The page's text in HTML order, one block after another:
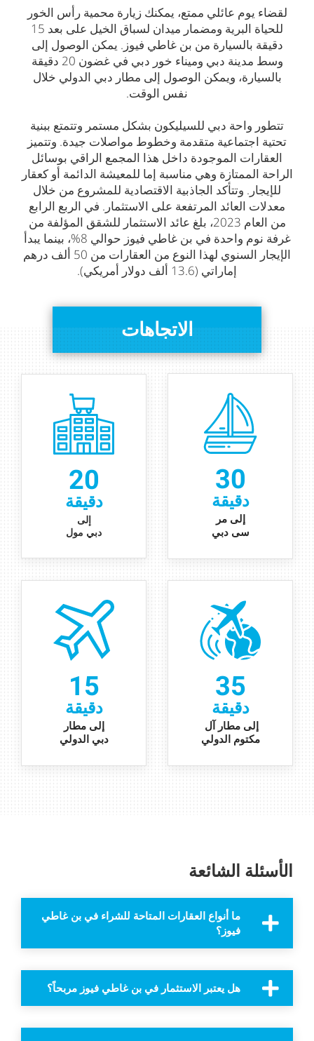
لقضاء يوم عائلي ممتع، يمكنك زيارة محمية رأس الخور
للحياة البرية ومضمار ميدان لسباق الخيل على بعد 15
دقيقة بالسيارة من بن غاطي فيوز. يمكن الوصول إلى
وسط مدينة دبي وميناء خور دبي في غضون 20 دقيقة
بالسيارة، ويمكن الوصول إلى مطار دبي الدولي خلال
نفس الوقت.
تتطور واحة دبي للسيليكون بشكل مستمر وتتمتع ببنية
تحتية اجتماعية متقدمة وخطوط مواصلات جيدة. وتتميز
العقارات الموجودة داخل هذا المجمع الراقي بوسائل
الراحة الممتازة وهي مناسبة إما للمعيشة الدائمة أو كعقار
للإيجار. وتتأكد الجاذبية الاقتصادية للمشروع من خلال
معدلات العائد المرتفعة على الاستثمار. في الربع الرابع
من العام 2023، بلغ عائد الاستثمار للشقق المؤلفة من
غرفة نوم واحدة في بن غاطي فيوز حوالي 8%، بينما يبدأ
الإيجار السنوي لهذا النوع من العقارات من 50 ألف درهم
إماراتي (13.6 ألف دولار أمريكي).
الاتجاهات
20
دقيقة
إلى
دبي مول
30
دقيقة
إلىمر
سى دبي
15
دقيقة
إلى مطار
دبي الدولي
35
دقيقة
إلى مطار آل
مكتوم الدولي
الأسئلة الشائعة
ما أنواع العقارات المتاحة للشراء في بن غاطي
فيوز؟
هل يعتبر الاستثمار في بن غاطي فيوز مربحاً؟